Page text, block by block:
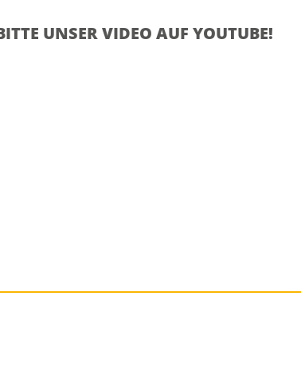
UNSER VIDEO AUF YOUTUBE!